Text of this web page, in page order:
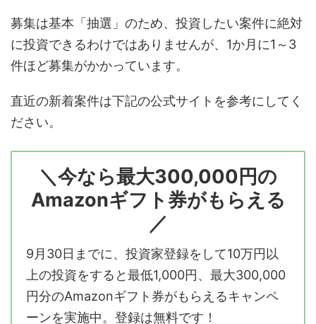
募集は基本「抽選」のため、投資したい案件に絶対
に投資できるわけではありませんが、1か月に1～3
件ほど募集がかかっています。
直近の新着案件は下記の公式サイトを参考にしてく
ださい。
＼今なら最大300,000円の
Amazonギフト券がもらえる
／
9月30日までに、投資家登録をして10万円以
上の投資をすると最低1,000円、最大300,000
円分のAmazonギフト券がもらえるキャンペ
ーンを実施中。登録は無料です！